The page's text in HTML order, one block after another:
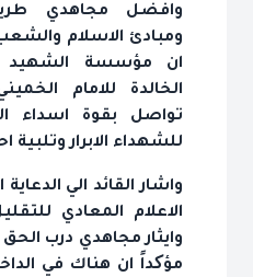
وافضل مجاهدي
ومبادئ الاسلام
ان مؤسسة الشهيد
الخالدة للامام
تواصل بقوة اسداء
للشهداء الابرار وتلبية
واشار القائد الي
الاعلام المعادي
وايثار مجاهدي درب
مؤکداً ان هناك في